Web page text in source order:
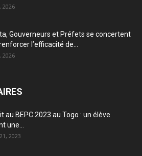
2026
Gouverneurs et Préfets se concertent
l’efficacité de...
2026
au BEPC 2023 au Togo : un élève
une...
2023